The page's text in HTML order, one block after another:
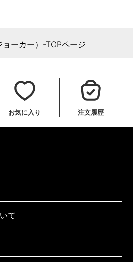
ョーカー）-TOPページ
お気に入り 注文履歴
て